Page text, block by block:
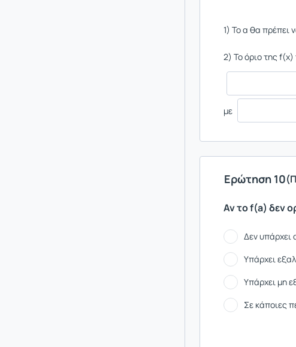
1) Το α θα πρέπει
2) Το όριο της f(x)
με
Ερώτηση 10
Αν το f(a) δεν
Δεν υπάρχει
Υπάρχει
Υπάρχει μη
Σε κάποιες